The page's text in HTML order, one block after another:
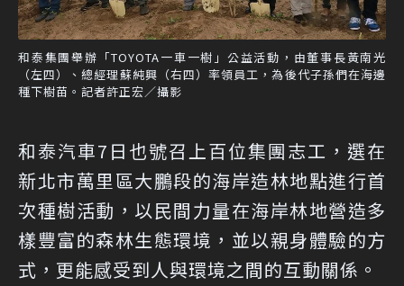
和泰集團舉辦「TOYOTA一車一樹」公益活動，由董事長黃南光
（左四）、總經理蘇純興（右四）率領員工，為後代子孫們在海邊
種下樹苗。記者許正宏／攝影
和泰汽車7日也號召上百位集團志工，選在
新北市萬里區大鵬段的海岸造林地點進行首
次種樹活動，以民間力量在海岸林地營造多
樣豐富的森林生態環境，並以親身體驗的方
式，更能感受到人與環境之間的互動關係。